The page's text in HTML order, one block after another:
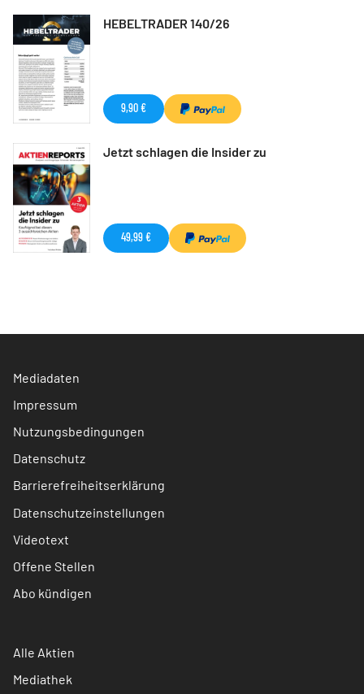
HEBELTRADER 140/26
9,90 €
Jetzt schlagen die Insider zu
49,99 €
Mediadaten
Impressum
Nutzungsbedingungen
Datenschutz
Barrierefreiheitserklärung
Datenschutzeinstellungen
Videotext
Offene Stellen
Abo kündigen
Alle Aktien
Mediathek